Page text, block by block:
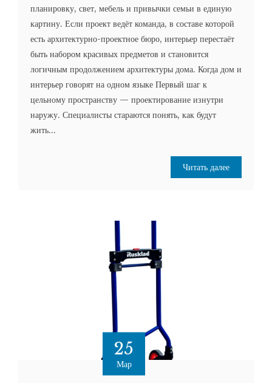
планировку, свет, мебель и привычки семьи в единую
картину. Если проект ведёт команда, в составе которой
есть архитектурно-проектное бюро, интерьер перестаёт
быть набором красивых предметов и становится
логичным продолжением архитектуры дома. Когда дом и
интерьер говорят на одном языке Первый шаг к
цельному пространству — проектирование изнутри
наружу. Специалисты стараются понять, как будут
жить...
Читать далее
25
Мар